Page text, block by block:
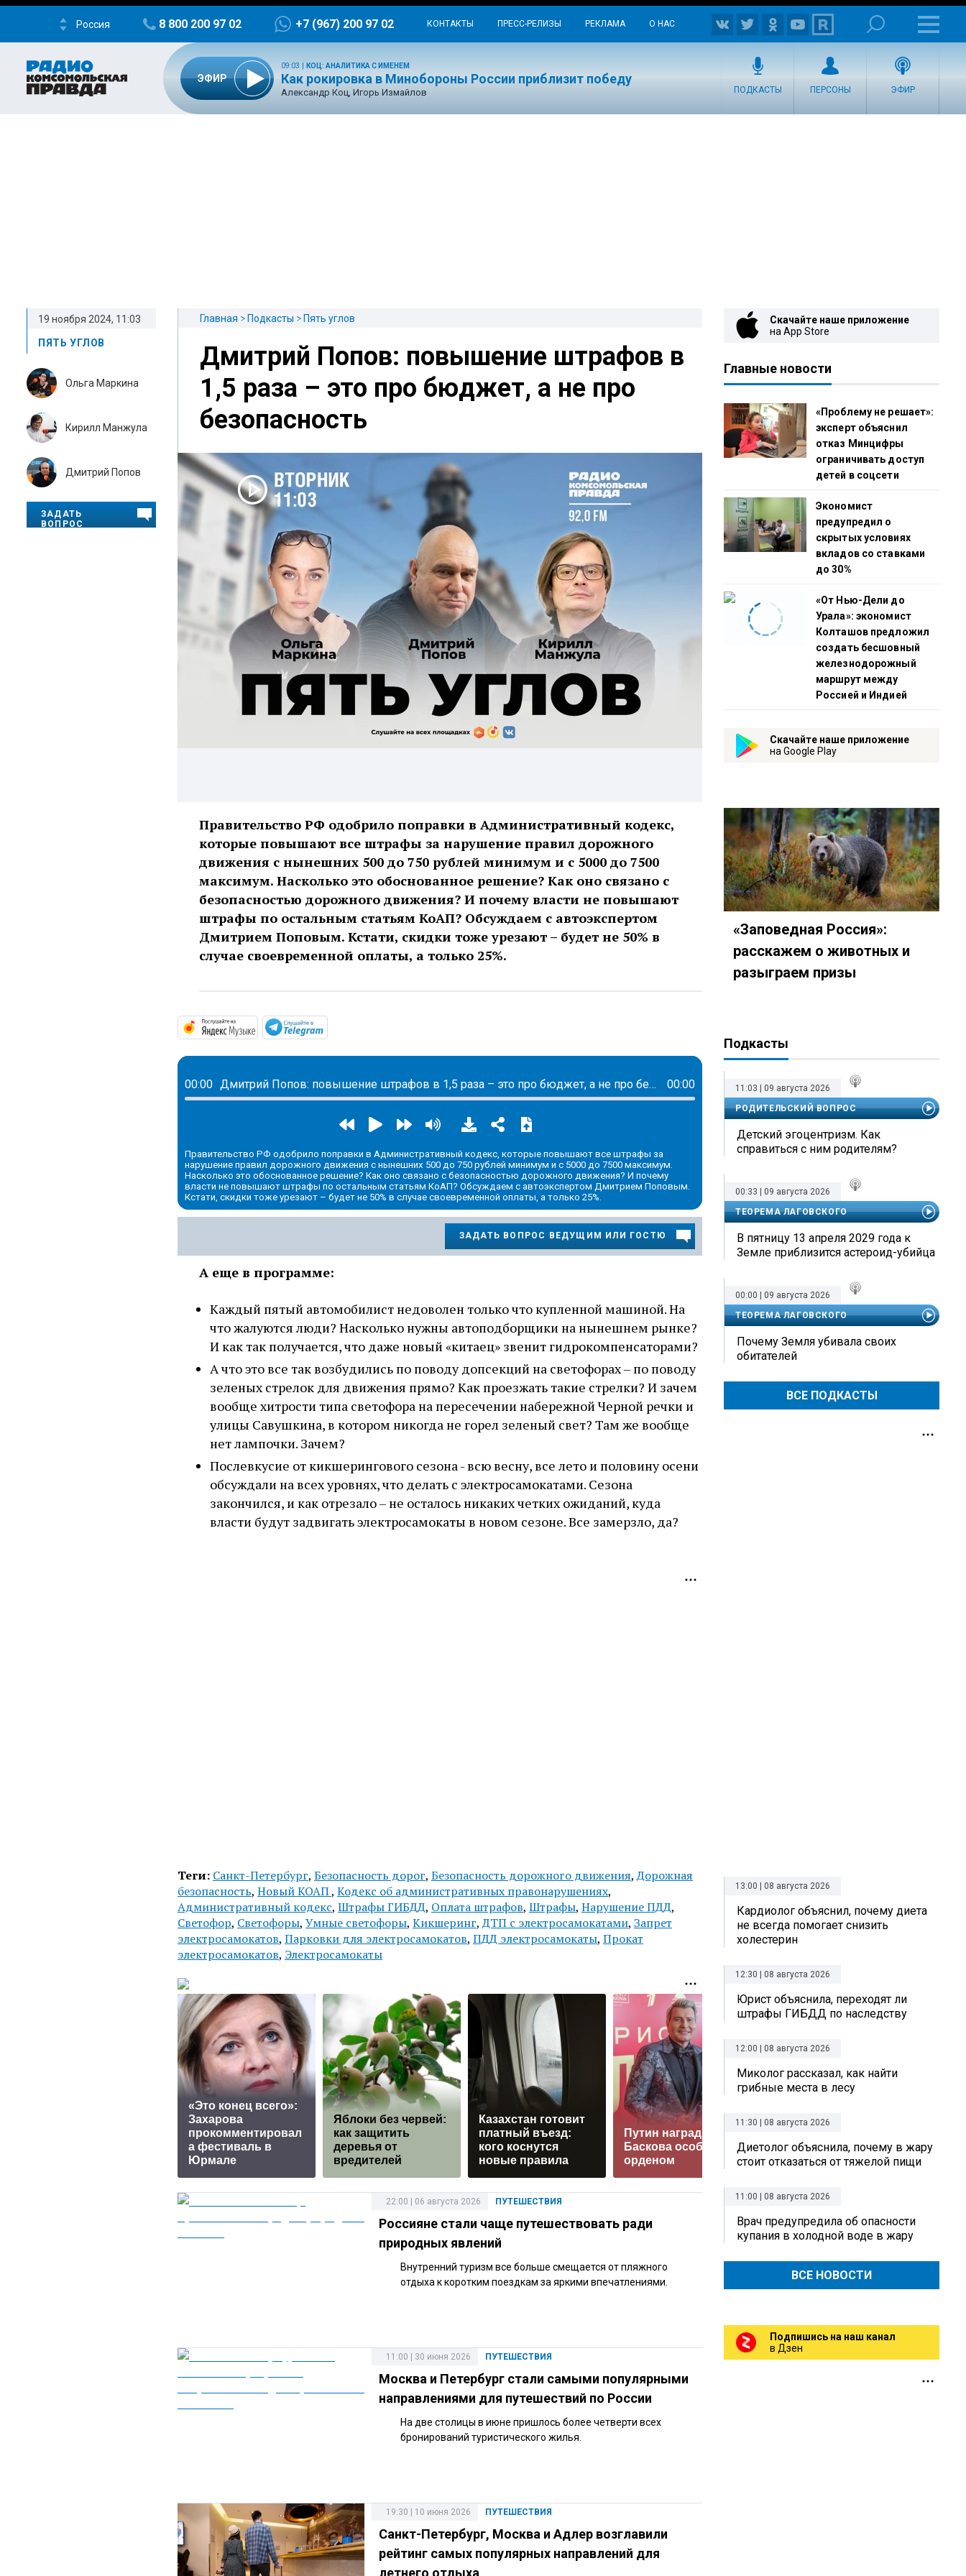
Россия 8 800 200 97 02 +7 (967) 200 97 02 КОНТАКТЫ ПРЕСС-РЕЛИЗЫ РЕКЛАМА О НАС
ЭФИР
09:03 КОЦ: АНАЛИТИКА С ИМЕНЕМ
Как рокировка в Минобороны России приблизит победу
Александр Коц, Игорь Измайлов ПОДКАСТЫ ПЕРСОНЫ ЭФИР
Главная Подкасты Пять углов
Дмитрий Попов: повышение штрафов в
1,5 раза – это про бюджет, а не про
безопасность
Правительство РФ одобрило поправки в Административный кодекс,
которые повышают все штрафы за нарушение правил дорожного
движения с нынешних 500 до 750 рублей минимум и с 5000 до 7500
максимум. Насколько это обоснованное решение? Как оно связано с
безопасностью дорожного движения? И почему власти не повышают
штрафы по остальным статьям КоАП? Обсуждаем с автоэкспертом
Дмитрием Поповым. Кстати, скидки тоже урезают – будет не 50% в
случае своевременной оплаты, а только 25%.
https://music.yandex.ru/album/32683664/
00:00 Дмитрий Попов: повышение штрафов в 1,5 раза – это про бюджет, а не про безопасность 00:00
Правительство РФ одобрило поправки в Административный кодекс, которые повышают все штрафы за
нарушение правил дорожного движения с нынешних 500 до 750 рублей минимум и с 5000 до 7500 максимум.
Насколько это обоснованное решение? Как оно связано с безопасностью дорожного движения? И почему
власти не повышают штрафы по остальным статьям КоАП? Обсуждаем с автоэкспертом Дмитрием Поповым.
Кстати, скидки тоже урезают – будет не 50% в случае своевременной оплаты, а только 25%.
ЗАДАТЬ ВОПРОС ВЕДУЩИМ ИЛИ ГОСТЮ
А еще в программе:
Каждый пятый автомобилист недоволен только что купленной машиной. На
что жалуются люди? Насколько нужны автоподборщики на нынешнем рынке?
И как так получается, что даже новый «китаец» звенит гидрокомпенсаторами?
А что это все так возбудились по поводу допсекций на светофорах – по поводу
зеленых стрелок для движения прямо? Как проезжать такие стрелки? И зачем
вообще хитрости типа светофора на пересечении набережной Черной речки и
улицы Савушкина, в котором никогда не горел зеленый свет? Там же вообще
нет лампочки. Зачем?
Послевкусие от кикшерингового сезона - всю весну, все лето и половину осени
обсуждали на всех уровнях, что делать с электросамокатами. Сезона
закончился, и как отрезало – не осталось никаких четких ожиданий, куда
власти будут задвигать электросамокаты в новом сезоне. Все замерзло, да?
19 ноября 2024, 11:03
ПЯТЬ УГЛОВ
Ольга Маркина
Кирилл Манжула
Дмитрий Попов
ЗАДАТЬ
ВОПРОС
Теги: Санкт-Петербург, Безопасность дорог, Безопасность дорожного движения,Дорожная
безопасность, Новый КОАП, Кодекс об административных правонарушениях,
Административный кодекс, Штрафы ГИБДД, Оплата штрафов, Штрафы, Нарушение ПДД,
Светофор, Светофоры, Умные светофоры, Кикшеринг,ДТП с электросамокатами, Запрет
электросамокатов, Парковки для электросамокатов, ПДД электросамокаты, Прокат
электросамокатов, Электросамокаты
«Это конец всего»:
Захарова
прокомментировал
а фестиваль в
Юрмале
Яблоки без червей:
как защитить
деревья от
вредителей
Казахстан готовит
платный въезд:
кого коснутся
новые правила
Путин наградил
Баскова особым
орденом
работу ради замков
из пряников
внесли
ПУТЕШЕСТВИЯ
22:00 | 06 августа 2026
Россияне стали чаще путешествовать ради
природных явлений
Внутренний туризм все больше смещается от пляжного
отдыха к коротким поездкам за яркими впечатлениями.
ПУТЕШЕСТВИЯ
11:00 | 30 июня 2026
Москва и Петербург стали самыми популярными
направлениями для путешествий по России
На две столицы в июне пришлось более четверти всех
бронирований туристического жилья.
ПУТЕШЕСТВИЯ
19:30 | 10 июня 2026
Санкт-Петербург, Москва и Адлер возглавили
рейтинг самых популярных направлений для
летнего отдыха
Скачайте наше приложение
на App Store
Главные новости
«Проблему не решает»:
эксперт объяснил
отказ Минцифры
ограничивать доступ
детей в соцсети
Экономист
предупредил о
скрытых условиях
вкладов со ставками
до 30%
«От Нью-Дели до
Урала»: экономист
Колташов предложил
создать бесшовный
железнодорожный
маршрут между
Россией и Индией
Скачайте наше приложение
на Google Play
«Заповедная Россия»:
расскажем о животных и
разыграем призы
Подкасты
11:03 | 09 августа 2026
РОДИТЕЛЬСКИЙ ВОПРОС
Детский эгоцентризм. Как
справиться с ним родителям?
00:33 | 09 августа 2026
ТЕОРЕМА ЛАГОВСКОГО
В пятницу 13 апреля 2029 года к
Земле приблизится астероид-убийца
00:00 | 09 августа 2026
ТЕОРЕМА ЛАГОВСКОГО
Почему Земля убивала своих
обитателей
ВСЕ ПОДКАСТЫ
13:00 | 08 августа 2026
Кардиолог объяснил, почему диета
не всегда помогает снизить
холестерин
12:30 | 08 августа 2026
Юрист объяснила, переходят ли
штрафы ГИБДД по наследству
12:00 | 08 августа 2026
Миколог рассказал, как найти
грибные места в лесу
11:30 | 08 августа 2026
Диетолог объяснила, почему в жару
стоит отказаться от тяжелой пищи
11:00 | 08 августа 2026
Врач предупредила об опасности
купания в холодной воде в жару
ВСЕ НОВОСТИ
Подпишись на наш канал
в Дзен